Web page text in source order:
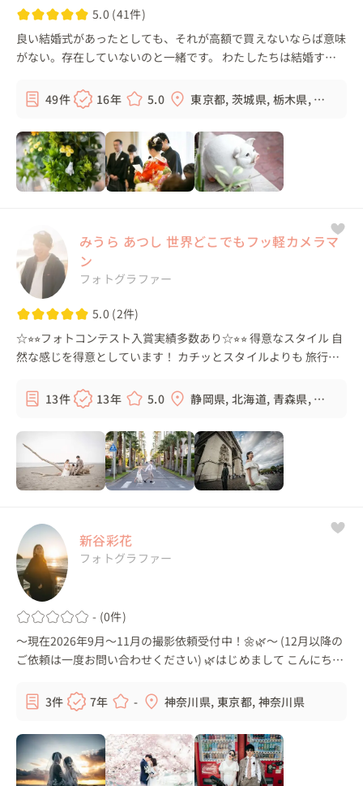
5.0 (41件)
良い結婚式があったとしても、それが高額で買えないならば意味
がない。存在していないのと一緒です。 わたしたちは結婚する
たい想いがあります。それ...
49件 16年 5.0
東京都, 茨城県, 栃木県, 群
みうら あつし 世界どこでもフッ軽カメラマ
ン
フォトグラファー
5.0 (2件)
☆⭐︎⭐︎フォトコンテスト入賞実績多数あり☆⭐︎⭐︎ 得意なスタイル 自
然な感じを得意としています！ カチッとスタイルよりも 旅行し
と思っています...
13件 13年 5.0
静岡県, 北海道, 青森県, 岩
新谷彩花
フォトグラファー
- (0件)
〜現在2026年9月〜11月の撮影依頼受付中！🌼🌿〜 (12月以降の
ご依頼は一度お問い合わせください) 🌿はじめまして こんにち
福岡県出身で現在は神...
3件 7年 - 神奈川県, 東京都, 神奈川県